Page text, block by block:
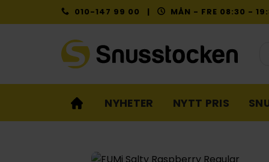
to
010-147 99 00 | MÅN - FRE 08:30 -
NYHETER NYTT PRIS